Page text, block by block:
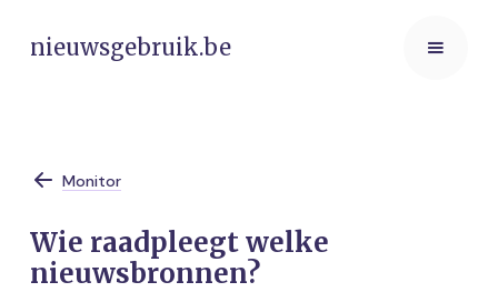
nieuwsgebruik.be
Monitor
Wie raadpleegt welke
nieuwsbronnen?